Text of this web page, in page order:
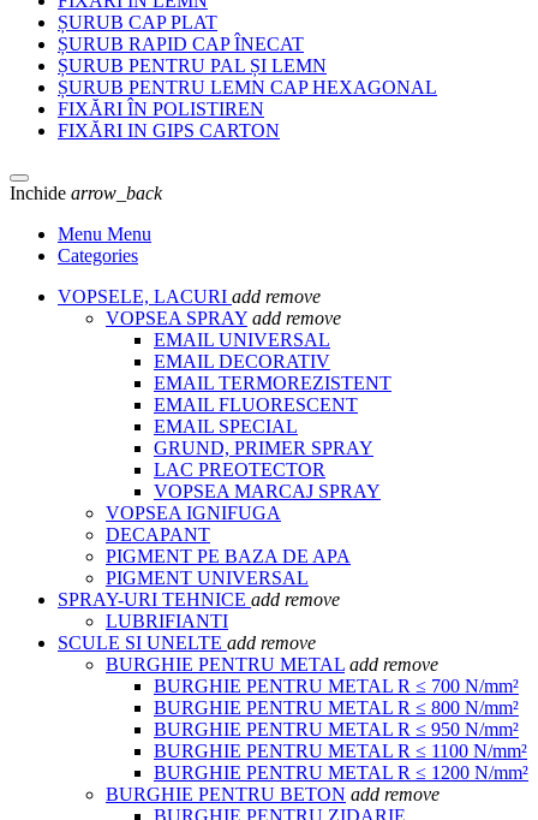
ȘURUB CAP PLAT
ȘURUB RAPID CAP ÎNECAT
ȘURUB PENTRU PAL ȘI LEMN
ȘURUB PENTRU LEMN CAP HEXAGONAL
FIXĂRI ÎN POLISTIREN
FIXĂRI IN GIPS CARTON
Inchide arrow_back
Menu Menu
Categories
VOPSELE, LACURI add remove
VOPSEA SPRAY add remove
EMAIL UNIVERSAL
EMAIL DECORATIV
EMAIL TERMOREZISTENT
EMAIL FLUORESCENT
EMAIL SPECIAL
GRUND, PRIMER SPRAY
LAC PREOTECTOR
VOPSEA MARCAJ SPRAY
VOPSEA IGNIFUGA
DECAPANT
PIGMENT PE BAZA DE APA
PIGMENT UNIVERSAL
SPRAY-URI TEHNICE add remove
LUBRIFIANTI
SCULE SI UNELTE add remove
BURGHIE PENTRU METAL add remove
BURGHIE PENTRU METAL R ≤ 700 N/mm²
BURGHIE PENTRU METAL R ≤ 800 N/mm²
BURGHIE PENTRU METAL R ≤ 950 N/mm²
BURGHIE PENTRU METAL R ≤ 1100 N/mm²
BURGHIE PENTRU METAL R ≤ 1200 N/mm²
BURGHIE PENTRU BETON add remove